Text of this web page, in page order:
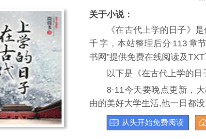
关于小说：
《在古代上学的日子 》
千字，本站整理后分 113 章
书网”提供免费在线阅读及TXT
以下是《在古代上学的日
8·11今天要晚点更新，
由的美好大学生活,他一日都
从头开始免费阅读